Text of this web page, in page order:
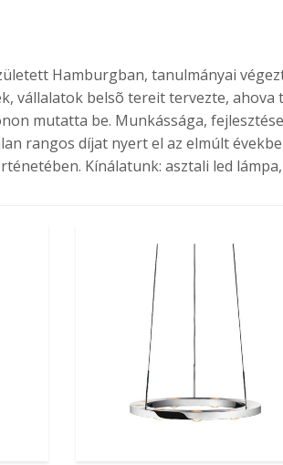
Hamburgban, tanulmányai
vállalatok belsõ tereit tervezte,
mutatta be. Munkássága,
rangos díjat nyert el az elmúlt
Kínálatunk: asztali led